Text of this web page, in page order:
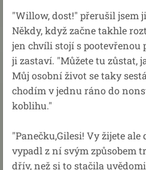
"Willow, dost!" přerušil jsem
Někdy, když začne takhle
jen chvíli stojí s pootevřenou
ji zastaví. "Můžete tu zůstat,
Můj osobní život se taky
chodím v jednu ráno do
koblihu."
"Panečku,Gilesi! Vy žijete
vypadl z ní svým způsobem
dřív, než si to stačila